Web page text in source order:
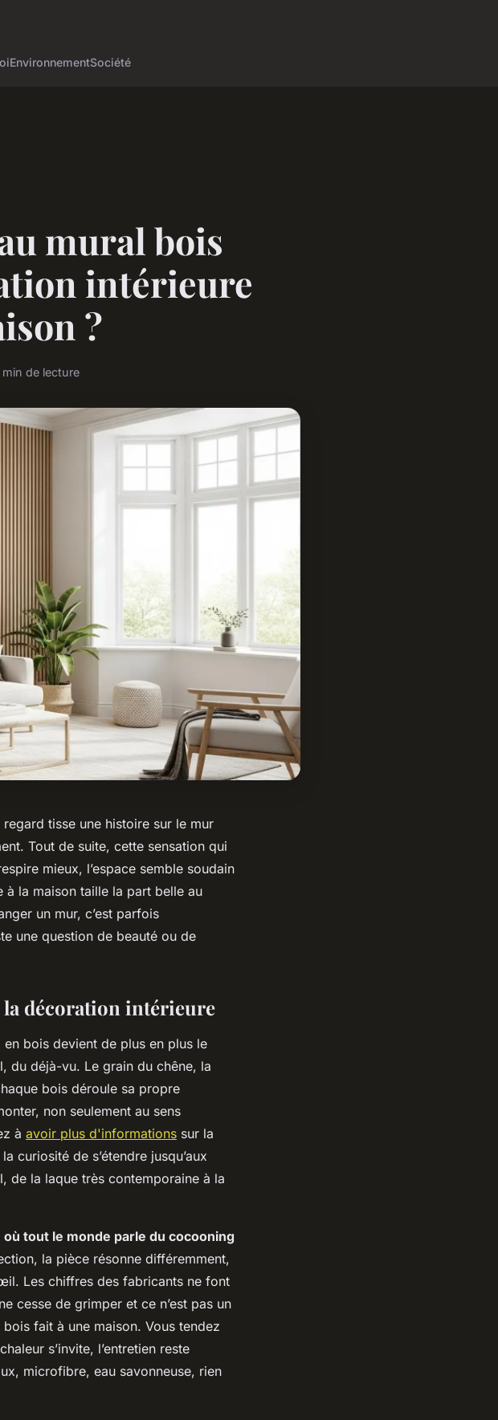
EnvironnementSociété
mural bois
intérieure
?
min de lecture
tisse une histoire sur le mur
Tout de suite, cette sensation qui
mieux, l’espace semble soudain
la maison taille la part belle au
un mur, c’est parfois
une question de beauté ou de
la décoration intérieure
bois devient de plus en plus le
du déjà-vu. Le grain du chêne, la
bois déroule sa propre
non seulement au sens
à avoir plus d'informations sur la
curiosité de s’étendre jusqu’aux
de la laque très contemporaine à la
tout le monde parle du cocooning
la pièce résonne différemment,
Les chiffres des fabricants ne font
cesse de grimper et ce n’est pas un
fait à une maison. Vous tendez
s’invite, l’entretien reste
microfibre, eau savonneuse, rien